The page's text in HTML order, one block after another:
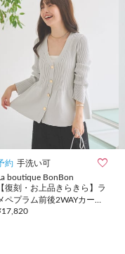
約 手洗い可 
boutique BonBon
【復刻・お上品きらきら】ラ
ペプラム前後2WAYカーデ
ガン
17,820